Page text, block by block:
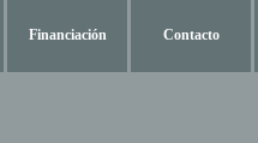
Financiación Contacto